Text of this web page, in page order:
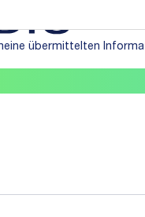
übermittelten